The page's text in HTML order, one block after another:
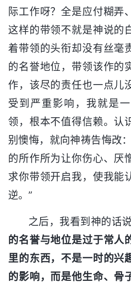
际工作呀？全是应付糊弄
这样的带领不就是神说的
着带领的头衔却没有丝毫
的名誉地位，带领该作的
作，该尽的责任也一点儿
受到严重影响，我就是
领，根本不值得信赖。认
别懊悔，就向神祷告悔改
的所作所为让你伤心、厌
求你带领开启我，使我能
逆。”
之后，我看到神的话
的名誉与地位是过于常人
里的东西，不是一时的兴
的影响，而是他生命、骨